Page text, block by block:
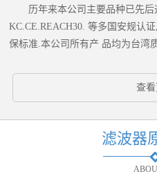
历年来本公司主要品种已先后
KC.CE.REACH30. 等多国安规认
保标准.本公司所有产 品均为台湾
查
滤波器